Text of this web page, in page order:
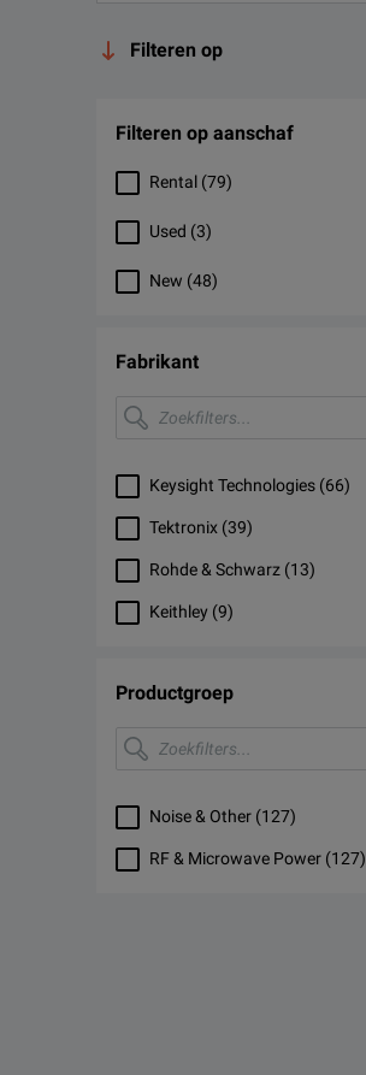
Filteren op
Filteren op aanschaf
Rental (79)
Used (3)
New (48)
Fabrikant
Zoekfilters...
Keysight Technologies (66)
Tektronix (39)
Rohde & Schwarz (13)
Keithley (9)
Productgroep
Zoekfilters...
Noise & Other (127)
RF & Microwave Power (127)